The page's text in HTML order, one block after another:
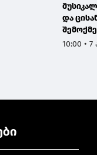
და
10:00 •